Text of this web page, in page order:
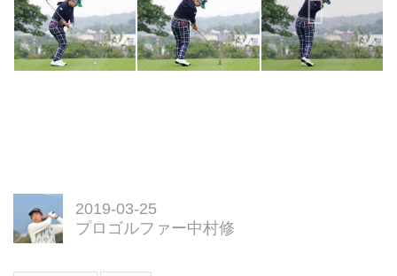
2019-03-25
プロゴルファー中村修